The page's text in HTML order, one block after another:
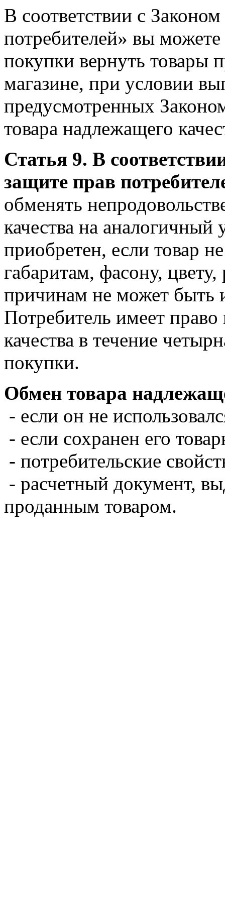
В соответствии с
потребителей» вы
покупки вернуть товары
магазине, при условии
предусмотренных
товара надлежащего
Статья 9. В
защите прав
обменять
качества на
приобретен, если товар
габаритам, фасону,
причинам не может быть
Потребитель имеет
качества в течение
покупки.
Обмен товара
- если он не
- если сохранен его
- потребительские
- расчетный документ,
проданным товаром.